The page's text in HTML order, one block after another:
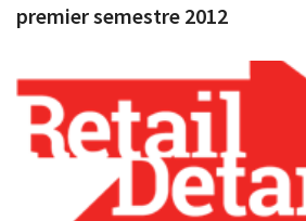
premier semestre 2012